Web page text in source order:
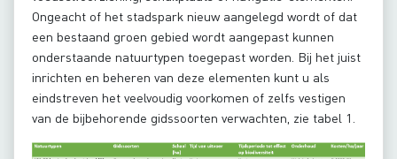
Ongeacht of het stadspark nieuw aangelegd wordt of dat
een bestaand groen gebied wordt aangepast kunnen
onderstaande natuurtypen toegepast worden. Bij het juist
inrichten en beheren van deze elementen kunt u als
eindstreven het veelvoudig voorkomen of zelfs vestigen
van de bijbehorende gidssoorten verwachten, zie tabel 1.